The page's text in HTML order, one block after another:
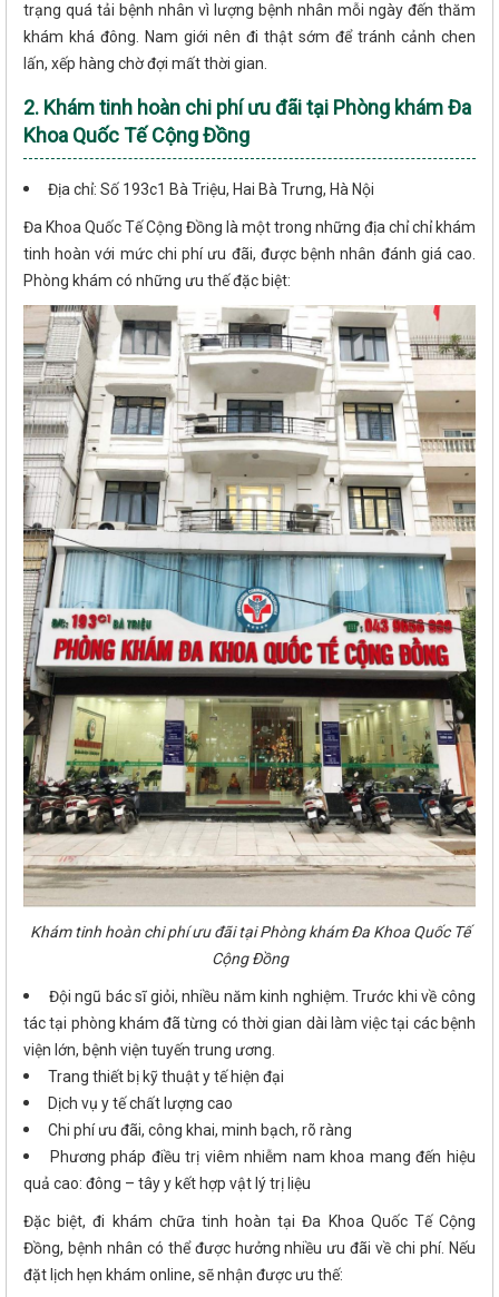
trạng quá tải bệnh nhân vì lượng bệnh nhân mỗi ngày đến thăm
khám khá đông. Nam giới nên đi thật sớm để tránh cảnh chen
lấn, xếp hàng chờ đợi mất thời gian.
2. Khám tinh hoàn chi phí ưu đãi tại Phòng khám Đa
Khoa Quốc Tế Cộng Đồng
Địa chỉ: Số 193c1 Bà Triệu, Hai Bà Trưng, Hà Nội
Đa Khoa Quốc Tế Cộng Đồng là một trong những địa chỉ chỉ khám
tinh hoàn với mức chi phí ưu đãi, được bệnh nhân đánh giá cao.
Phòng khám có những ưu thế đặc biệt:
Khám tinh hoàn chi phí ưu đãi tại Phòng khám Đa Khoa Quốc Tế
Cộng Đồng
Đội ngũ bác sĩ giỏi, nhiều năm kinh nghiệm. Trước khi về công
tác tại phòng khám đã từng có thời gian dài làm việc tại các bệnh
viện lớn, bệnh viện tuyến trung ương.
Trang thiết bị kỹ thuật y tế hiện đại
Dịch vụ y tế chất lượng cao
Chi phí ưu đãi, công khai, minh bạch, rõ ràng
Phương pháp điều trị viêm nhiễm nam khoa mang đến hiệu
quả cao: đông – tây y kết hợp vật lý trị liệu
Đặc biệt, đi khám chữa tinh hoàn tại Đa Khoa Quốc Tế Cộng
Đồng, bệnh nhân có thể được hưởng nhiều ưu đãi về chi phí. Nếu
đặt lịch hẹn khám online, sẽ nhận được ưu thế: